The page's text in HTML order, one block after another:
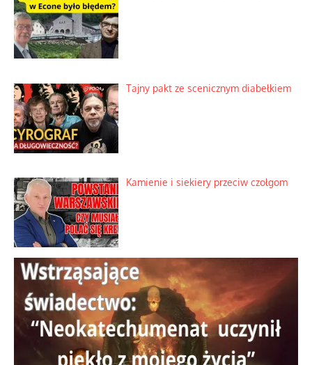
Tajny pakt ze scenicznym diabełkiem
Kamienie i siekiery przeciw czołgom